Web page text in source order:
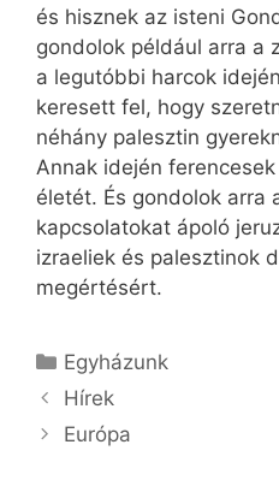
és hisznek az isteni
gondolok például arra a
a legutóbbi harcok
keresett fel, hogy
néhány palesztin
Annak idején
életét. És gondolok arra
kapcsolatokat ápoló
izraeliek és palesztinok
megértésért.
Kategória
Egyházunk
Hírek
Európa